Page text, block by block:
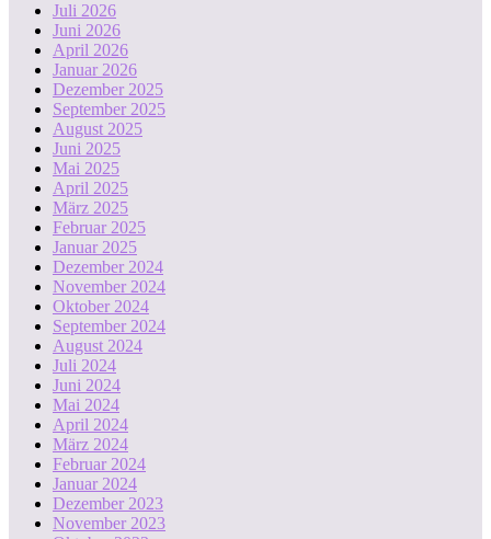
Juli 2026
Juni 2026
April 2026
Januar 2026
Dezember 2025
September 2025
August 2025
Juni 2025
Mai 2025
April 2025
März 2025
Februar 2025
Januar 2025
Dezember 2024
November 2024
Oktober 2024
September 2024
August 2024
Juli 2024
Juni 2024
Mai 2024
April 2024
März 2024
Februar 2024
Januar 2024
Dezember 2023
November 2023